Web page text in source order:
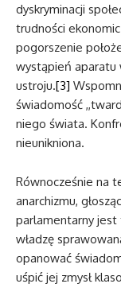
dyskryminacji
trudności
pogorszenie
wystąpień aparatu
ustroju.[3]
świadomość
niego świata.
nieunikniona.
Równocześnie na
anarchizmu,
parlamentarny jest
władzę
opanować
uśpić jej zmysł